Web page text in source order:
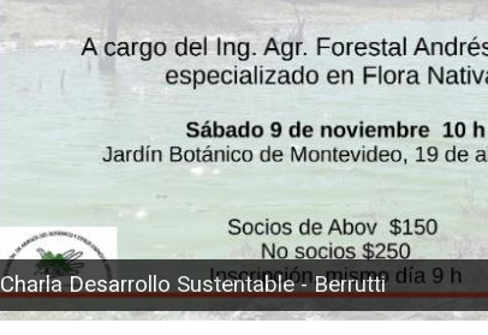
Charla Desarrollo Sustentable - Berrutti